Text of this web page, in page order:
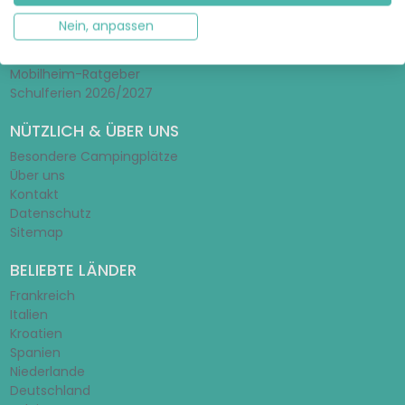
RATGEBER & INSPIRATION
Glamping-Ratgeber
Mobilheim-Ratgeber
Schulferien 2026/2027
NÜTZLICH & ÜBER UNS
Besondere Campingplätze
Über uns
Kontakt
Datenschutz
Sitemap
BELIEBTE LÄNDER
Frankreich
Italien
Kroatien
Spanien
Niederlande
Deutschland
Nein, anpassen